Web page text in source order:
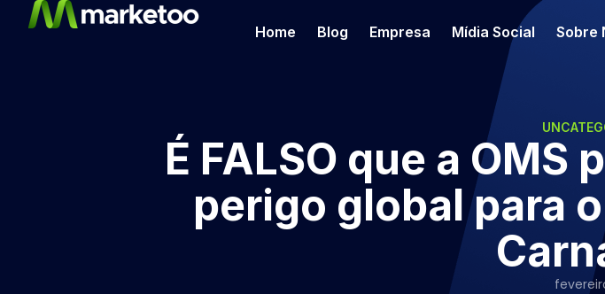
Home Blog Empresa Mídia Social Sobre
É FALSO que a
perigo global para